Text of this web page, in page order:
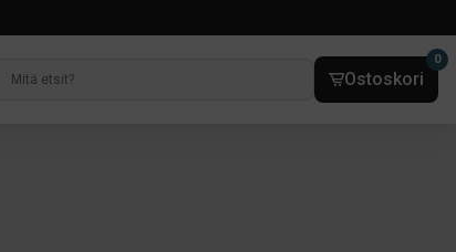
Ostoskori
0